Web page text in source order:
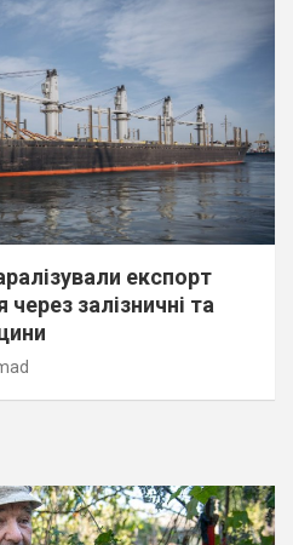
експорт
залізничні та